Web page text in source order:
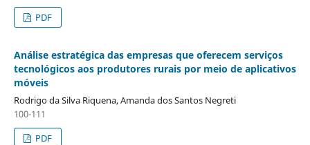
PDF
Análise estratégica das empresas que oferecem serviços
tecnológicos aos produtores rurais por meio de aplicativos
móveis
Rodrigo da Silva Riquena, Amanda dos Santos Negreti
100-111
PDF